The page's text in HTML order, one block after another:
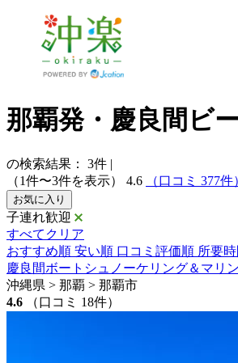
那覇発・慶良間ビ
の検索結果： 3件 |
（1件〜3件を表示）
4.6 （口コミ 377件
お気に入り
子連れ歓迎
すべてクリア
おすすめ順 安い順 口コミ評価順 所要
慶良間ボートシュノーケリング＆マリ
沖縄県 > 那覇 > 那覇市
4.6
（口コミ 18件）